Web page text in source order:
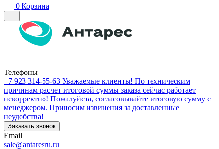
0 Корзина
Телефоны
+7 923 314-55-63 Уважаемые клиенты! По техническим
причинам расчет итоговой суммы заказа сейчас работает
некорректно! Пожалуйста, согласовывайте итоговую сумму с
менеджером. Приносим извинения за доставленные
неудобства!
Заказать звонок
Email
sale@antaresru.ru